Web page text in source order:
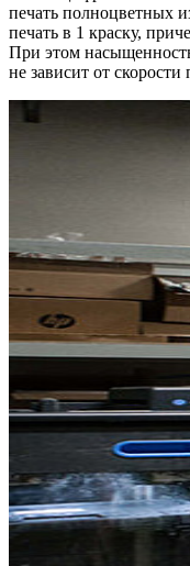
печать полноцветных
печать в 1 краску,
При этом
не зависит от скорости